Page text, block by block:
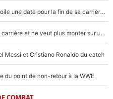
Visage de la WWE, Cody Rhodes dévoile une date pour la fin de sa carrière dans le catch
WWE : Par amour, il tire un trait sur sa carrière et ne veut plus monter sur un ring de catch
Messi et Cristiano Ronaldo du catch
du point de non-retour à la WWE